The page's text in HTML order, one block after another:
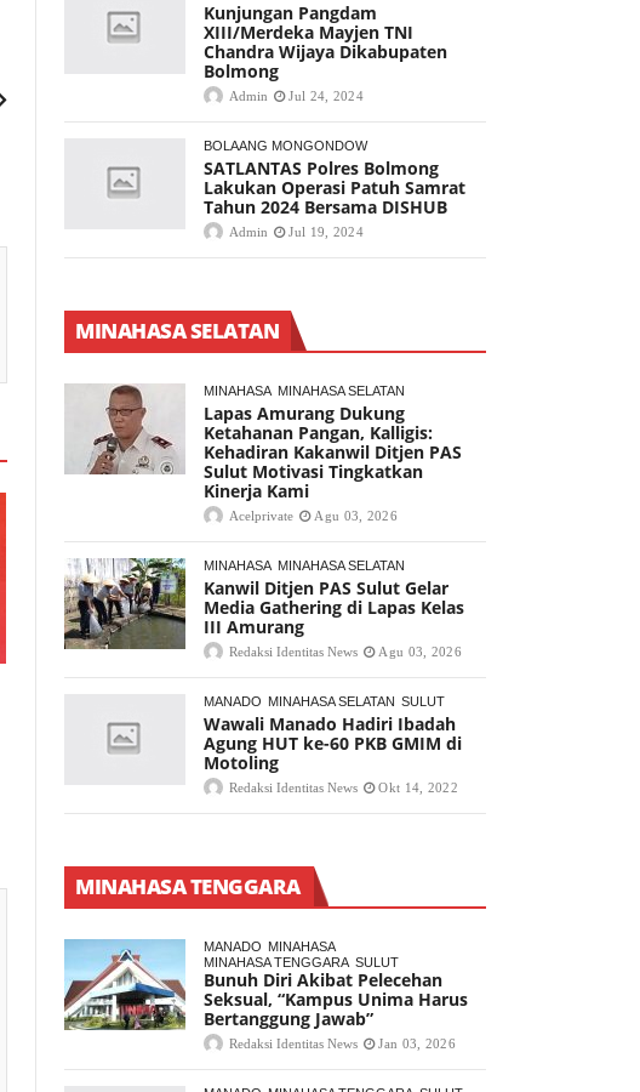
Kunjungan Pangdam
XIII/Merdeka Mayjen TNI
Chandra Wijaya Dikabupaten
Bolmong
Admin Jul 24, 2024
BOLAANG MONGONDOW
SATLANTAS Polres Bolmong
Lakukan Operasi Patuh Samrat
Tahun 2024 Bersama DISHUB
Admin Jul 19, 2024
MINAHASA SELATAN
MINAHASA MINAHASA SELATAN
Lapas Amurang Dukung
Ketahanan Pangan, Kalligis:
Kehadiran Kakanwil Ditjen PAS
Sulut Motivasi Tingkatkan
Kinerja Kami
Acelprivate Agu 03, 2026
MINAHASA MINAHASA SELATAN
Kanwil Ditjen PAS Sulut Gelar
Media Gathering di Lapas Kelas
III Amurang
Redaksi Identitas News Agu 03, 2026
MANADO MINAHASA SELATAN SULUT
Wawali Manado Hadiri Ibadah
Agung HUT ke-60 PKB GMIM di
Motoling
Redaksi Identitas News Okt 14, 2022
MINAHASA TENGGARA
MANADO MINAHASA
MINAHASA TENGGARA SULUT
Bunuh Diri Akibat Pelecehan
Seksual, “Kampus Unima Harus
Bertanggung Jawab”
Redaksi Identitas News Jan 03, 2026